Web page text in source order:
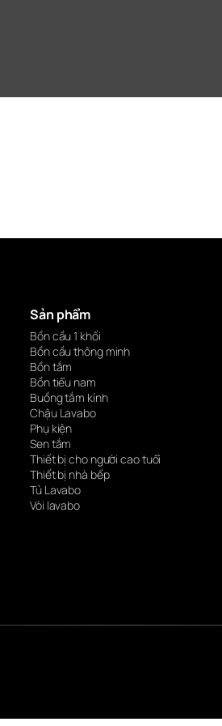
Sản phẩm
Bồn cầu 1 khối
Bồn cầu thông minh
Bồn tắm
Bồn tiểu nam
Buồng tắm kính
Chậu Lavabo
Phụ kiện
Sen tắm
Thiết bị cho người cao tuổi
Thiết bị nhà bếp
Tủ Lavabo
Vòi lavabo